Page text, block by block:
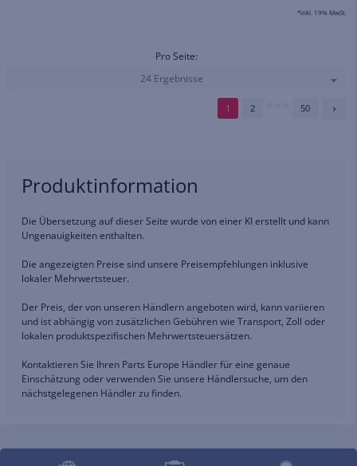
*inkl. 19% MwSt.
Pro Seite:
24 Ergebnisse
1 2 50
Produktinformation
Die Übersetzung auf dieser Seite wurde von einer KI erstellt und kann
Ungenauigkeiten enthalten.
Die angezeigten Preise sind unsere Preisempfehlungen inklusive
lokaler Mehrwertsteuer.
Der Preis, der von unseren Händlern angeboten wird, kann variieren
und ist abhängig von zusätzlichen Gebühren wie Transport, Zoll oder
lokalen produktspezifischen Mehrwertsteuersätzen.
Kontaktieren Sie Ihren Parts Europe Händler für eine genaue
Einschätzung oder verwenden Sie unsere Händlersuche, um den
nächstgelegenen Händler zu finden.